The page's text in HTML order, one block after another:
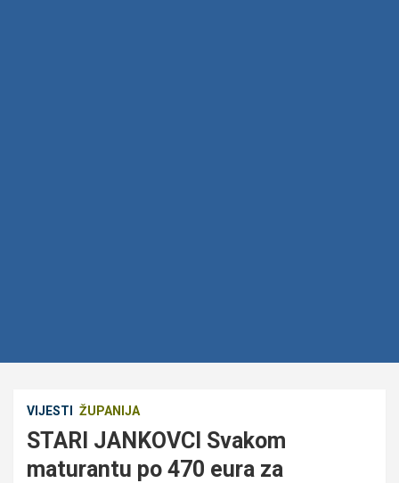
VIJESTI ŽUPANIJA
STARI JANKOVCI Svakom
maturantu po 470 eura za